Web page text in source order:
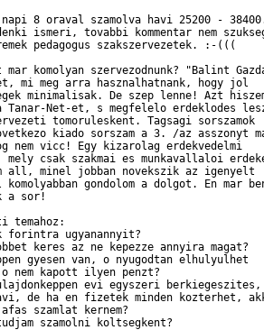
napi 8 oraval szamolva havi 25200 -
ismeri, tovabbi kommentar nem
pedagogus szakszervezetek. :-(((
mar komolyan szervezodnunk? "Balint
mi meg arra hasznalhatnank, hogy jol
minimalisak. De szep lenne! Azt
Tanar-Net-et, s megfelelo erdeklodes
tomoruleskent. Tagsagi sorszamok
kiado sorszam a 3. /az asszonyt
nem vicc! Egy kizarolag erdekvedelmi
mely csak szakmai es munkavallaloi
all, minel jobban novekszik az igenyelt
gondolom a dolgot. En mar
a sor!
temahoz:
forintra ugyanannyit?
keres az ne kepezze annyira magat?
gyesen van, o nyugodtan elhulyulhet
nem kapott ilyen penzt?
evi egyszeri berkiegeszites,
de ha en fizetek minden kozterhet,
szamlat kernem?
szamolni koltsegkent?